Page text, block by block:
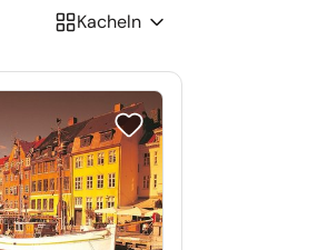
Kacheln
Reise auf Merkliste setzen